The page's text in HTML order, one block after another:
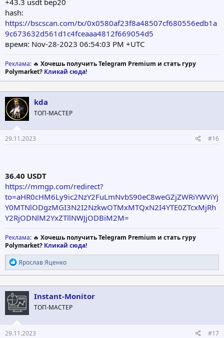
hash:
https://bscscan.com/tx/0x0580af23f8a48507cf680556edb1a
9c673632d561d1c4fceaaa4812f669054d5
время: Nov-28-2023 06:54:03 PM +UTC
Реклама: 🔥 Хочешь получить Telegram Premium и стать гуру
Polymarket? Кликай сюда!
kda
ТОП-МАСТЕР
29.11.2023 #16
36.40 USDT
https://mmgp.com/redirect?
to=aHR0cHM6Ly9ic2NzY2FuLmNvbS90eC8weGZjZWRiYWViYj
Y0MTNlODgzMGI3N2I2NzkwOTMxMTQxN2I4YTE0ZTcxMjRh
Y2RjODNlM2YxZTllNWJjODBiM2M=
Реклама: 🔥 Хочешь получить Telegram Premium и стать гуру
Polymarket? Кликай сюда!
Р
е
а
к
ц
и
и
:
Ярослав Яценко
Instant-Monitor
ТОП-МАСТЕР
29.11.2023 #17